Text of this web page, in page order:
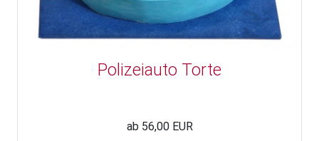
Polizeiauto Torte
ab 56,00 EUR